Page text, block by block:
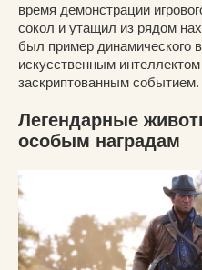
время демонстрации
сокол и утащил из рядом
был пример динамического
искусственным
заскриптованным событием.
Легендарные
особым наградам